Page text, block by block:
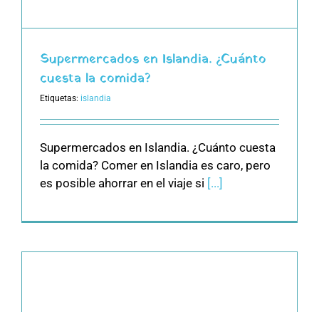
Supermercados en Islandia. ¿Cuánto
cuesta la comida?
Etiquetas: islandia
Supermercados en Islandia. ¿Cuánto cuesta
la comida? Comer en Islandia es caro, pero
es posible ahorrar en el viaje si [...]